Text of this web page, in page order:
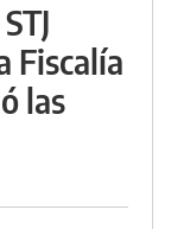
Fiscalía
las